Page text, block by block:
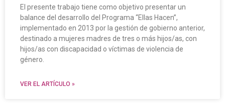
El presente trabajo tiene como objetivo presentar un
balance del desarrollo del Programa “Ellas Hacen”,
implementado en 2013 por la gestión de gobierno anterior,
destinado a mujeres madres de tres o más hijos/as, con
hijos/as con discapacidad o víctimas de violencia de
género.
VER EL ARTÍCULO »